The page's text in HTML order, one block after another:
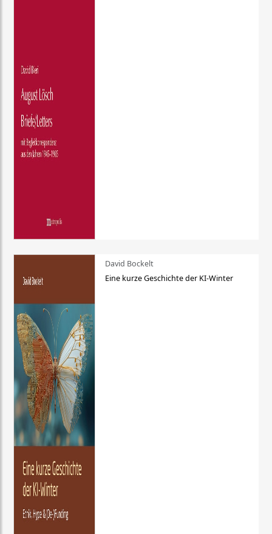
David Bockelt
Eine kurze Geschichte der KI-Winter